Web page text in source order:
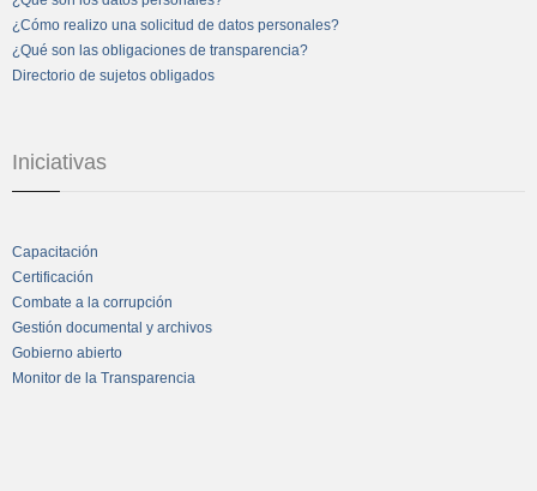
¿Cómo realizo una solicitud de datos personales?
¿Qué son las obligaciones de transparencia?
Directorio de sujetos obligados
Iniciativas
Capacitación
Certificación
Combate a la corrupción
Gestión documental y archivos
Gobierno abierto
Monitor de la Transparencia